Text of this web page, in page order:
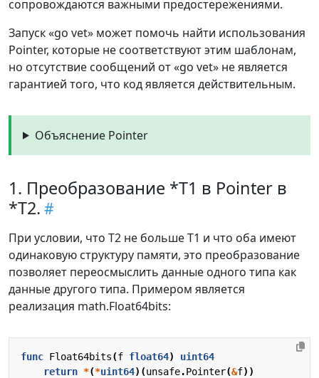
сопровождаются важными предостережениями.
Запуск «go vet» может помочь найти использования
Pointer, которые не соответствуют этим шаблонам,
но отсутствие сообщений от «go vet» не является
гарантией того, что код является действительным.
Объяснение Pointer
1. Преобразование *T1 в Pointer в
*T2.
При условии, что T2 не больше T1 и что оба имеют
одинаковую структуру памяти, это преобразование
позволяет переосмыслить данные одного типа как
данные другого типа. Примером является
реализация math.Float64bits:
func Float64bits(f float64)
uint64
return *(*uint64)(unsafe.Pointer(&f))